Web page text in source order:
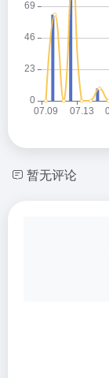
暂无评论